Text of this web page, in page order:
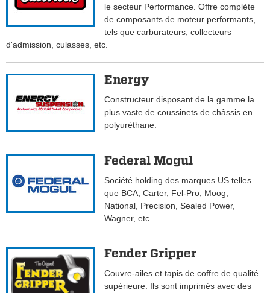
le secteur Performance. Offre complète
de composants de moteur performants,
tels que carburateurs, collecteurs
d'admission, culasses, etc.
Energy
Constructeur disposant de la gamme la
plus vaste de coussinets de châssis en
polyuréthane.
Federal Mogul
Société holding des marques US telles
que BCA, Carter, Fel-Pro, Moog,
National, Precision, Sealed Power,
Wagner, etc.
Fender Gripper
Couvre-ailes et tapis de coffre de qualité
supérieure. Ils sont imprimés avec des